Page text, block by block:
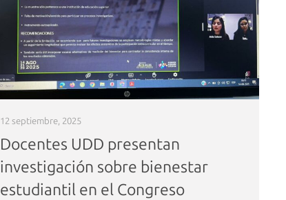
12 septiembre, 2025
Docentes UDD presentan
investigación sobre bienestar
estudiantil en el Congreso